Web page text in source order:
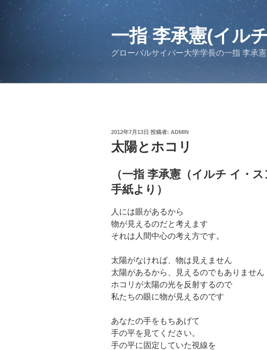
ン
一指 李承憲(イル
グローバルサイバー大学学長の一指 李承
投
日:
2012年7月13日 投稿者: ADMIN
太陽とホコリ
（一指 李承憲（イルチ イ・
手紙より）
人には眼があるから
物が見えるのだと考えます
それは人間中心の考え方です。
太陽がなければ、物は見えません
太陽があるから、見えるのでもありません
ホコリが太陽の光を反射するので
私たちの眼に物が見えるのです
あなたの手をもちあげて
手の平を見てください。
手の平に固定していた視線を